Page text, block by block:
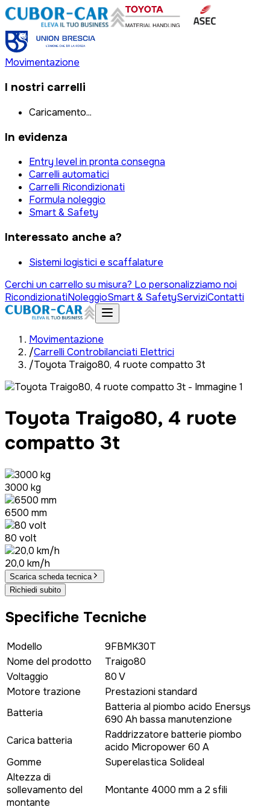
Movimentazione
I nostri carrelli
Caricamento...
In evidenza
Entry level in pronta consegna
Carrelli automatici
Carrelli Ricondizionati
Formula noleggio
Smart & Safety
Interessato anche a?
Sistemi logistici e scaffalature
Cerchi un carrello su misura? Lo personalizziamo noi
RicondizionatiNoleggioSmart & SafetyServiziContatti
Movimentazione
/Carrelli Controbilanciati Elettrici
/Toyota Traigo80, 4 ruote compatto 3t
Toyota Traigo80, 4 ruote
compatto 3t
3000 kg
6500 mm
80 volt
20,0 km/h
Scarica scheda tecnica
Richiedi subito
Specifiche Tecniche
Modello
9FBMK30T
Nome del prodotto
Traigo80
Voltaggio
80 V
Motore trazione
Prestazioni standard
Batteria
Batteria al piombo acido Enersys
690 Ah bassa manutenzione
Carica batteria
Raddrizzatore batterie piombo
acido Micropower 60 A
Gomme
Superelastica Solideal
Altezza di
sollevamento del
montante
Montante 4000 mm a 2 sfili